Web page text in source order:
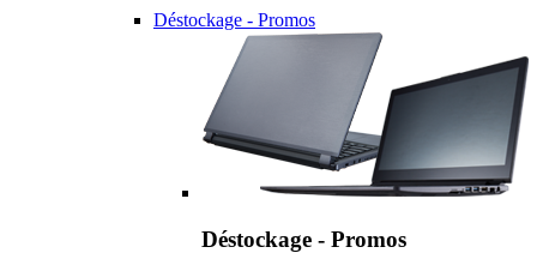
Déstockage - Promos
Déstockage - Promos